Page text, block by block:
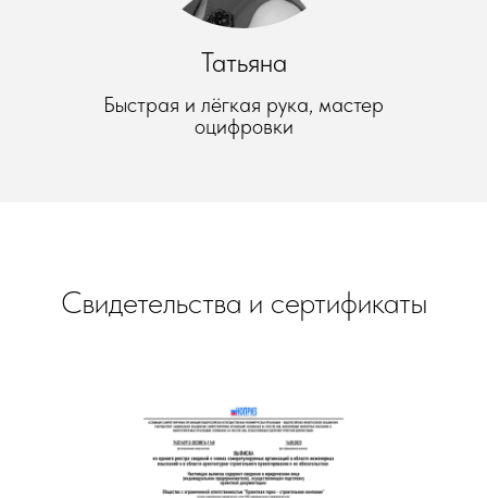
Татьяна
Быстрая и лёгкая рука, мастер
оцифровки
Свидетельства и сертификаты